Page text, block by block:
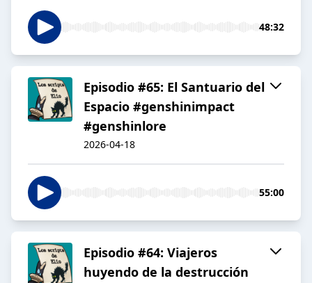
48:32
Episodio #65: El Santuario del
Espacio #genshinimpact
#genshinlore
2026-04-18
55:00
Episodio #64: Viajeros
huyendo de la destrucción